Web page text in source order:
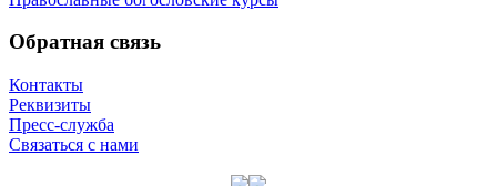
Обратная связь
Контакты
Реквизиты
Пресс-служба
Связаться с нами